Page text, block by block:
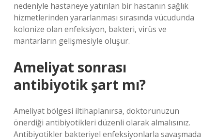
nedeniyle hastaneye yatırılan bir hastanın sağlık
hizmetlerinden yararlanması sırasında vücudunda
kolonize olan enfeksiyon, bakteri, virüs ve
mantarların gelişmesiyle oluşur.
Ameliyat sonrası
antibiyotik şart mı?
Ameliyat bölgesi iltihaplanırsa, doktorunuzun
önerdiği antibiyotikleri düzenli olarak almalısınız.
Antibiyotikler bakteriyel enfeksiyonlarla savaşmada